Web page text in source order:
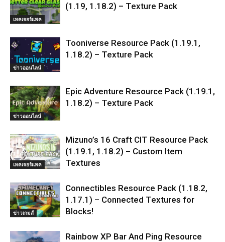
เทคเจอร์แพค
(1.19, 1.18.2) – Texture Pack
ข่าวออนไลน์
Tooniverse Resource Pack (1.19.1,
1.18.2) – Texture Pack
ข่าวออนไลน์
Epic Adventure Resource Pack (1.19.1,
1.18.2) – Texture Pack
เทคเจอร์แพค
Mizuno’s 16 Craft CIT Resource Pack
(1.19.1, 1.18.2) – Custom Item
Textures
ข่าวเกมส์
Connectibles Resource Pack (1.18.2,
1.17.1) – Connected Textures for
Blocks!
Rainbow XP Bar And Ping Resource